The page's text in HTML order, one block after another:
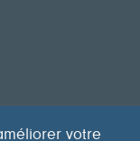
votre